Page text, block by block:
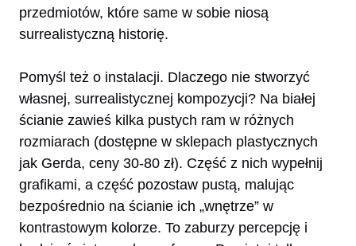
przedmiotów, które same w sobie niosą
surrealistyczną historię.
Pomyśl też o instalacji. Dlaczego nie stworzyć
własnej, surrealistycznej kompozycji? Na białej
ścianie zawieś kilka pustych ram w różnych
rozmiarach (dostępne w sklepach plastycznych
jak Gerda, ceny 30-80 zł). Część z nich wypełnij
grafikami, a część pozostaw pustą, malując
bezpośrednio na ścianie ich „wnętrze” w
kontrastowym kolorze. To zaburzy percepcję i